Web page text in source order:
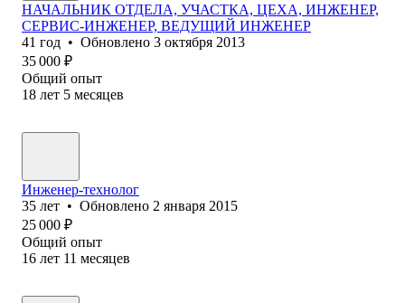
НАЧАЛЬНИК ОТДЕЛА, УЧАСТКА, ЦЕХА, ИНЖЕНЕР,
СЕРВИС-ИНЖЕНЕР, ВЕДУЩИЙ ИНЖЕНЕР
41 год • Обновлено 3 октября 2013
35 000 ₽
Общий опыт
18 лет 5 месяцев
Инженер-технолог
35 лет • Обновлено 2 января 2015
25 000 ₽
Общий опыт
16 лет 11 месяцев